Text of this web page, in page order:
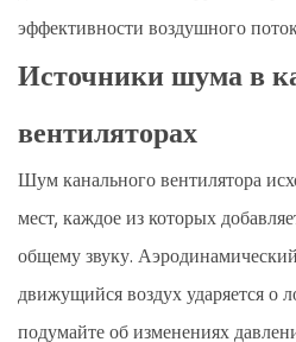
эффективности воздушного
Источники шума в
вентиляторах
Шум канального вентилятора
мест, каждое из которых
общему звуку.
движущийся воздух ударяется о
подумайте об изменениях